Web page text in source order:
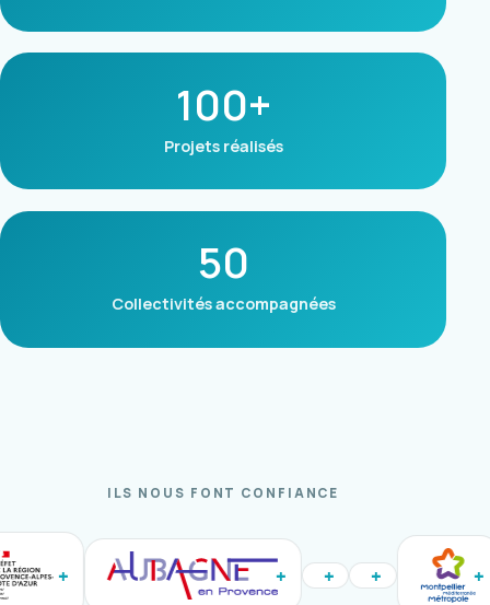
100+
Projets réalisés
50
Collectivités accompagnées
ILS NOUS FONT CONFIANCE